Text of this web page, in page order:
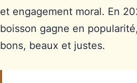
et engagement moral. En
boisson gagne en
bons, beaux et justes.